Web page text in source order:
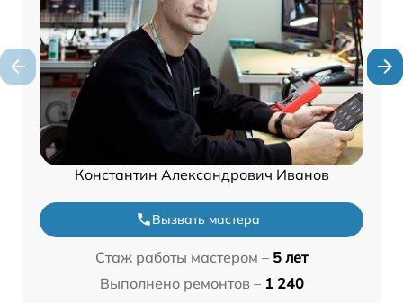
Константин Александрович Иванов
Вызвать мастера
Стаж работы мастером – 5 лет
Выполнено ремонтов – 1 240